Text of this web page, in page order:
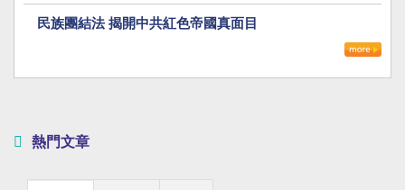
民族團結法 揭開中共紅色帝國真面目
熱門文章